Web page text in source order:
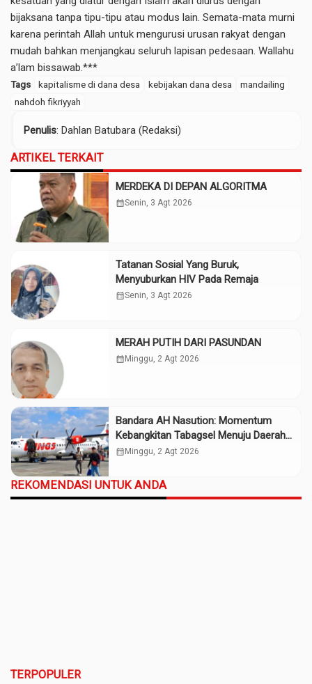
bijaksana tanpa tipu-tipu atau modus lain. Semata-mata murni
karena perintah Allah untuk mengurusi urusan rakyat dengan
mudah bahkan menjangkau seluruh lapisan pedesaan. Wallahu
a’lam bissawab.***
Tags kapitalisme di dana desa kebijakan dana desa
mandailing
nahdoh fikriyyah
Penulis: Dahlan Batubara (Redaksi)
ARTIKEL TERKAIT
MERDEKA DI DEPAN ALGORITMA
calendar_monthSenin, 3 Agt 2026
Tatanan Sosial Yang Buruk,
Menyuburkan HIV Pada Remaja
calendar_monthSenin, 3 Agt 2026
MERAH PUTIH DARI PASUNDAN
calendar_month Minggu, 2 Agt 2026
Bandara AH Nasution: Momentum
Kebangkitan Tabagsel Menuju Daerah
Maju
calendar_month Minggu, 2 Agt 2026
REKOMENDASI UNTUK ANDA
TERPOPULER